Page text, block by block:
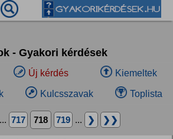
- Gyakori kérdések
Új kérdés Kiemeltek
Kulcsszavak Toplista
... 717 718 719 ... ❯ ❯❯